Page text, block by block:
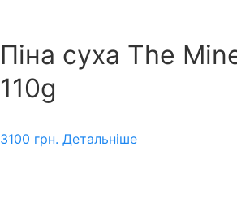
Піна суха The
110g
3100 грн. Детальніше